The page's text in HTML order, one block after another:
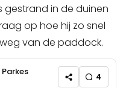
gestrand in de duinen
op hoe hij zo snel
van de paddock.
4